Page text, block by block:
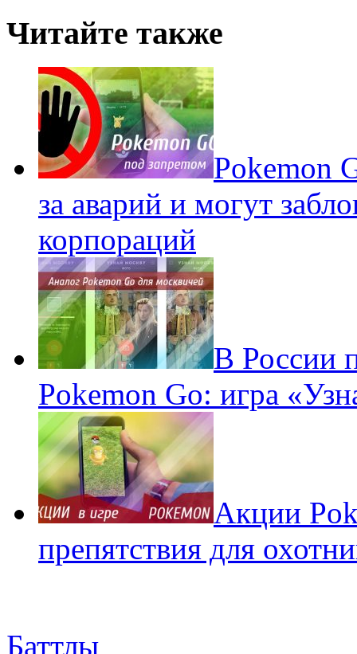
Читайте также
Pokеmon
за аварий и могут
корпораций
В России
Pokemon Go: игра
Акции
препятствия для
Баттлы